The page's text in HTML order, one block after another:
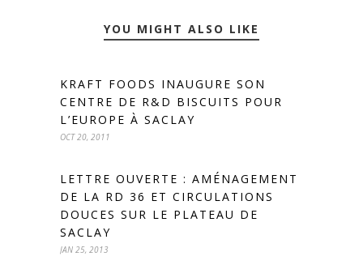
YOU MIGHT ALSO LIKE
KRAFT FOODS INAUGURE SON
CENTRE DE R&D BISCUITS POUR
L’EUROPE À SACLAY
OCT 20, 2011
LETTRE OUVERTE : AMÉNAGEMENT
DE LA RD 36 ET CIRCULATIONS
DOUCES SUR LE PLATEAU DE
SACLAY
JAN 25, 2013